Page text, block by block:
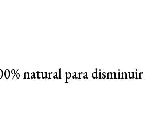
natural para disminuir